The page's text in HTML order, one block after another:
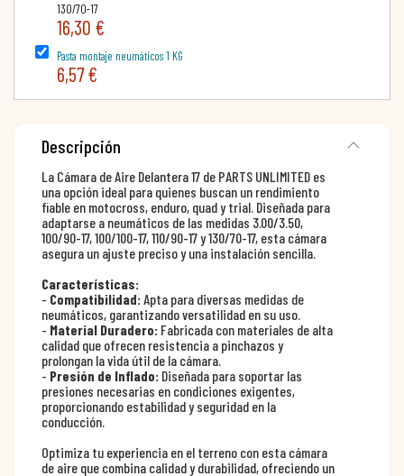
130/70-17
16,30 €
Pasta montaje neumáticos 1 KG
6,57 €
Descripción
La Cámara de Aire Delantera 17 de PARTS UNLIMITED es
una opción ideal para quienes buscan un rendimiento
fiable en motocross, enduro, quad y trial. Diseñada para
adaptarse a neumáticos de las medidas 3.00/3.50,
100/90-17, 100/100-17, 110/90-17 y 130/70-17, esta cámara
asegura un ajuste preciso y una instalación sencilla.
Características:
- Compatibilidad:Apta para diversas medidas de
neumáticos, garantizando versatilidad en su uso.
- Material Duradero: Fabricada con materiales de alta
calidad que ofrecen resistencia a pinchazos y
prolongan la vida útil de la cámara.
- Presión de Inflado: Diseñada para soportar las
presiones necesarias en condiciones exigentes,
proporcionando estabilidad y seguridad en la
conducción.
Optimiza tu experiencia en el terreno con esta cámara
de aire que combina calidad y durabilidad, ofreciendo un